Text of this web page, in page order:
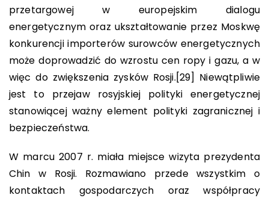
przetargowej w europejskim dialogu
energetycznym oraz ukształtowanie przez Moskwę
konkurencji importerów surowców energetycznych
może doprowadzić do wzrostu cen ropy i gazu, a w
więc do zwiększenia zysków Rosji.[29] Niewątpliwie
jest to przejaw rosyjskiej polityki energetycznej
stanowiącej ważny element polityki zagranicznej i
bezpieczeństwa.
W marcu 2007 r. miała miejsce wizyta prezydenta
Chin w Rosji. Rozmawiano przede wszystkim o
kontaktach gospodarczych oraz współpracy